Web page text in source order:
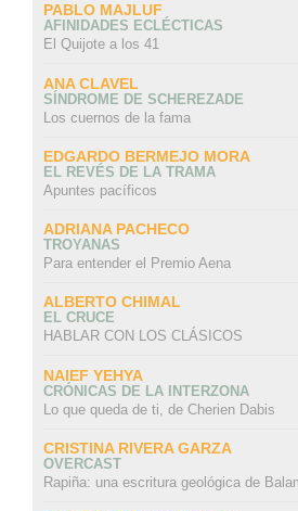
PABLO MAJLUF
AFINIDADES ECLÉCTICAS
El Quijote a los 41
ANA CLAVEL
SÍNDROME DE SCHEREZADE
Los cuernos de la fama
EDGARDO BERMEJO MORA
EL REVÉS DE LA TRAMA
Apuntes pacíficos
ADRIANA PACHECO
TROYANAS
Para entender el Premio Aena
ALBERTO CHIMAL
EL CRUCE
HABLAR CON LOS CLÁSICOS
NAIEF YEHYA
CRÓNICAS DE LA INTERZONA
Lo que queda de ti, de Cherien Dabis
CRISTINA RIVERA GARZA
OVERCAST
Rapiña: una escritura geológica de